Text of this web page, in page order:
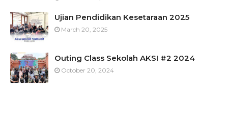
Ujian Pendidikan Kesetaraan 2025
March 20, 2025
Outing Class Sekolah AKSI #2 2024
October 20, 2024